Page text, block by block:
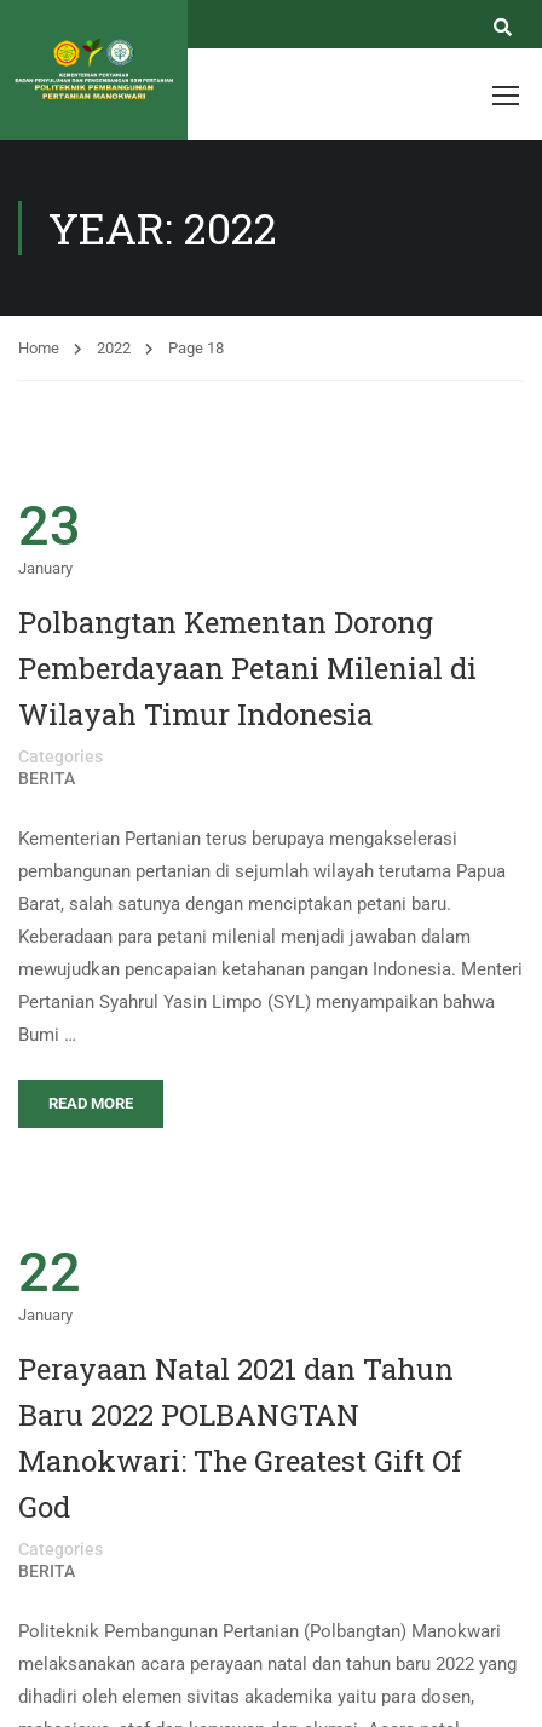
YEAR: 2022
Home 2022 Page 18
23
January
Polbangtan Kementan Dorong
Pemberdayaan Petani Milenial di
Wilayah Timur Indonesia
Categories
BERITA
Kementerian Pertanian terus berupaya mengakselerasi
pembangunan pertanian di sejumlah wilayah terutama Papua
Barat, salah satunya dengan menciptakan petani baru.
Keberadaan para petani milenial menjadi jawaban dalam
mewujudkan pencapaian ketahanan pangan Indonesia. Menteri
Pertanian Syahrul Yasin Limpo (SYL) menyampaikan bahwa
Bumi …
READ MORE
22
January
Perayaan Natal 2021 dan Tahun
Baru 2022 POLBANGTAN
Manokwari: The Greatest Gift Of
God
Categories
BERITA
Politeknik Pembangunan Pertanian (Polbangtan) Manokwari
melaksanakan acara perayaan natal dan tahun baru 2022 yang
dihadiri oleh elemen sivitas akademika yaitu para dosen,